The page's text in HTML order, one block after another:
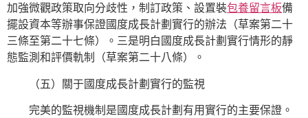
加強微觀政策取向分歧性，制訂政策、設置裝包養留言板備
擺設資本等辦事保證國度成長計劃實行的辦法（草案第二十
三條至第二十七條）。三是明白國度成長計劃實行情形的靜
態監測和評價軌制（草案第二十八條）。
（五）關于國度成長計劃實行的監視
完美的監視機制是國度成長計劃有用實行的主要保證。